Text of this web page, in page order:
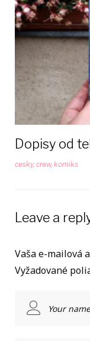
Dopisy od
cesky, crew, komiks
Leave a
Vaša e-mailová
Vyžadované